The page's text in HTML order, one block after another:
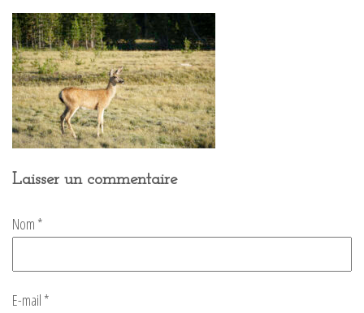
Laisser un commentaire
Nom *
E-mail *